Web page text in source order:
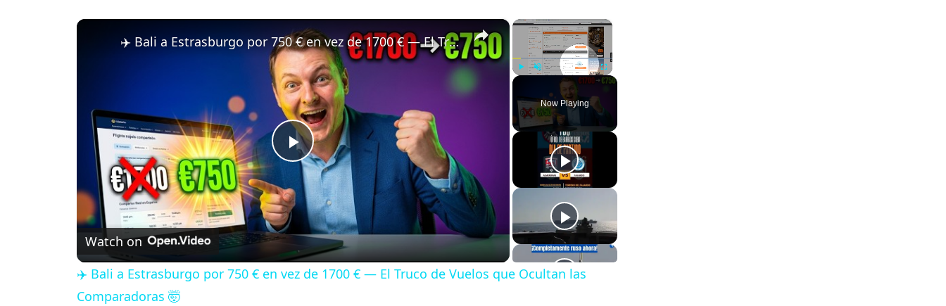
×
Fullscreen
Now Playing
×
P
l
a
✈️ Bali a Estrasburgo por 750 € en vez de 1700 € — El Truco de Vuelos que Ocultan las Comparadoras 🤯
Watch on
✈️ Bali a Estrasburgo por 750 € en vez de 1700 € — El Truco de Vuelos que Ocultan las
Comparadoras 🤯